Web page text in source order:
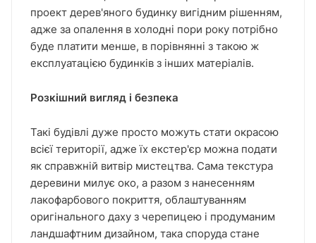
проект дерев'яного будинку вигідним рішенням,
адже за опалення в холодні пори року потрібно
буде платити менше, в порівнянні з такою ж
експлуатацією будинків з інших матеріалів.
Розкішний вигляд і безпека
Такі будівлі дуже просто можуть стати окрасою
всієї території, адже їх екстер'єр можна подати
як справжній витвір мистецтва. Сама текстура
деревини милує око, а разом з нанесенням
лакофарбового покриття, облаштуванням
оригінального даху з черепицею і продуманим
ландшафтним дизайном, така споруда стане